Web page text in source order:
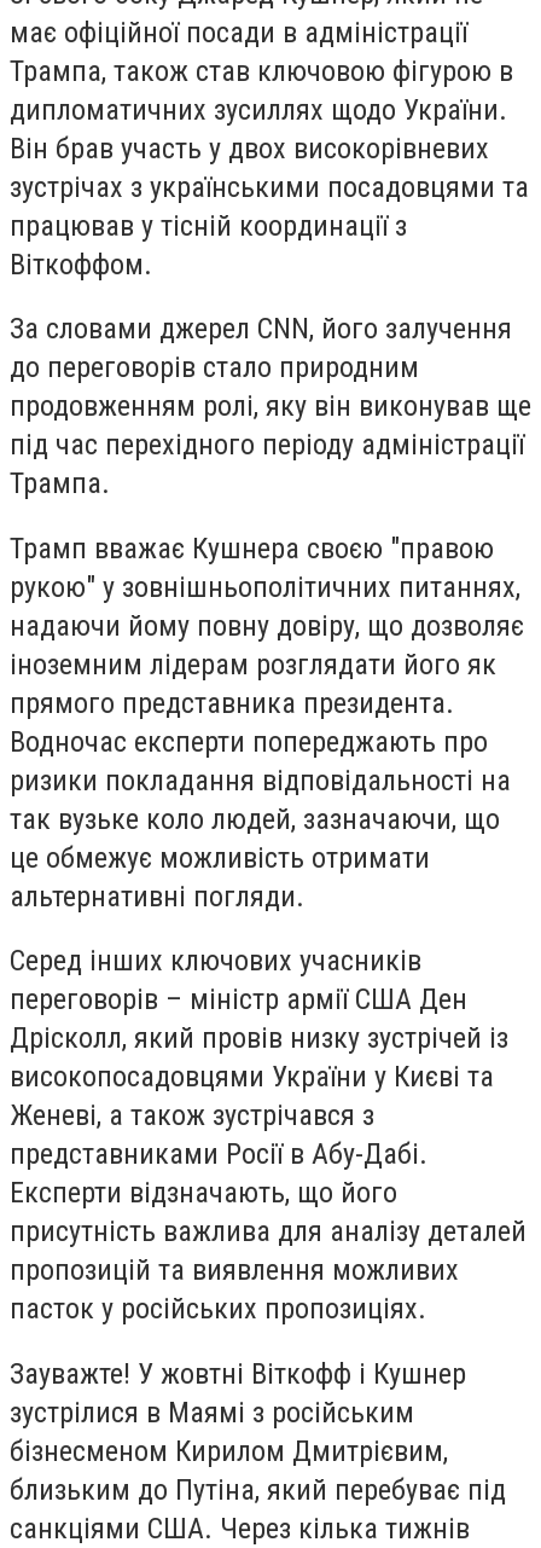
має офіційної посади в адміністрації
Трампа, також став ключовою фігурою в
дипломатичних зусиллях щодо України.
Він брав участь у двох високорівневих
зустрічах з українськими посадовцями та
працював у тісній координації з
Віткоффом.
За словами джерел CNN, його залучення
до переговорів стало природним
продовженням ролі, яку він виконував ще
під час перехідного періоду адміністрації
Трампа.
Трамп вважає Кушнера своєю "правою
рукою" у зовнішньополітичних питаннях,
надаючи йому повну довіру, що дозволяє
іноземним лідерам розглядати його як
прямого представника президента.
Водночас експерти попереджають про
ризики покладання відповідальності на
так вузьке коло людей, зазначаючи, що
це обмежує можливість отримати
альтернативні погляди.
Серед інших ключових учасників
переговорів – міністр армії США Ден
Дрісколл, який провів низку зустрічей із
високопосадовцями України у Києві та
Женеві, а також зустрічався з
представниками Росії в Абу-Дабі.
Експерти відзначають, що його
присутність важлива для аналізу деталей
пропозицій та виявлення можливих
пасток у російських пропозиціях.
Зауважте! У жовтні Віткофф і Кушнер
зустрілися в Маямі з російським
бізнесменом Кирилом Дмитрієвим,
близьким до Путіна, який перебуває під
санкціями США. Через кілька тижнів